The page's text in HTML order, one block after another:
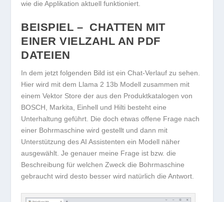
wie die Applikation aktuell funktioniert.
BEISPIEL – CHATTEN MIT
EINER VIELZAHL AN PDF
DATEIEN
In dem jetzt folgenden Bild ist ein Chat-Verlauf zu sehen.
Hier wird mit dem Llama 2 13b Modell zusammen mit
einem Vektor Store der aus den Produktkatalogen von
BOSCH, Markita, Einhell und Hilti besteht eine
Unterhaltung geführt. Die doch etwas offene Frage nach
einer Bohrmaschine wird gestellt und dann mit
Unterstützung des AI Assistenten ein Modell näher
ausgewählt. Je genauer meine Frage ist bzw. die
Beschreibung für welchen Zweck die Bohrmaschine
gebraucht wird desto besser wird natürlich die Antwort.